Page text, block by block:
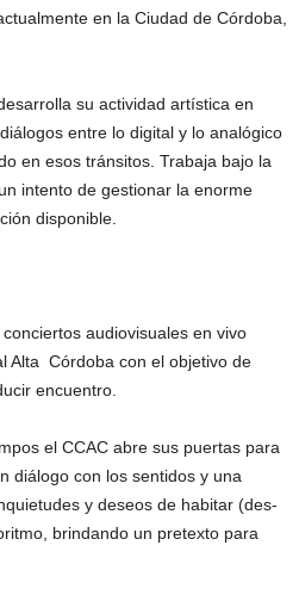
en la Ciudad de Córdoba,
su actividad artística en
entre lo digital y lo analógico
en esos tránsitos. Trabaja bajo la
intento de gestionar la enorme
disponible.
audiovisuales en vivo
Alta Córdoba con el objetivo de
encuentro.
el CCAC abre sus puertas para
diálogo con los sentidos y una
y deseos de habitar (des-
brindando un pretexto para